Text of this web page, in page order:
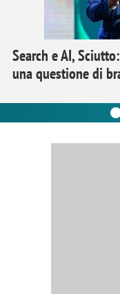
Search e AI,
una questione di